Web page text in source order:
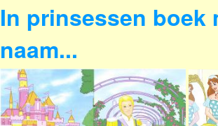
In prinsessen boek
naam...